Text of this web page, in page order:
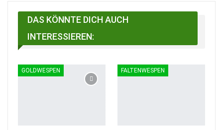
Facebook Messenger
DAS KÖNNTE DICH AUCH
INTERESSIEREN:
GOLDWESPEN FALTENWESPEN